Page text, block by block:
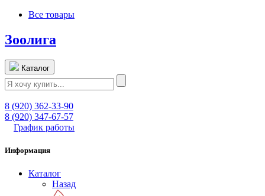
Все товары
Зоолига
Каталог
8 (920) 362-33-90
8 (920) 347-67-57
График работы
Информация
Каталог
Назад